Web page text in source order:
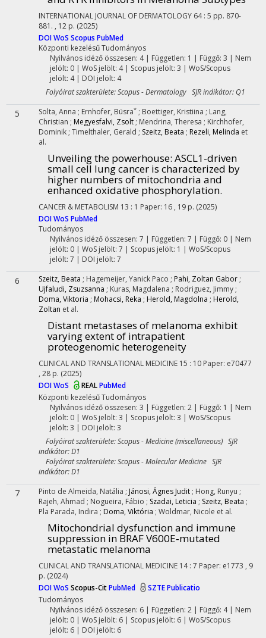
INTERNATIONAL JOURNAL OF DERMATOLOGY 64: 5 pp. 870-
881. , 12 p. (2025)
DOIWoS Scopus PubMed
Központi kezelésűTudományos
Nyilvános idéző összesen: 4| Független: 1 | Függő: 3 | Nem
jelölt: 0 | WoS jelölt: 4 | Scopus jelölt: 3 | WoS/Scopus
jelölt: 4 | DOI jelölt: 4
Folyóirat szakterülete: Scopus - Dermatology SJR indikátor: Q1
5 Solta, Anna ; Ernhofer, Büsra* ; Boettiger, Kristiina ; Lang,
Christian ; Megyesfalvi, Zsolt ; Mendrina, Theresa ; Kirchhofer,
Dominik ; Timelthaler, Gerald ; Szeitz, Beata ; Rezeli, Melinda et
al.
Unveiling the powerhouse: ASCL1-driven
small cell lung cancer is characterized by
higher numbers of mitochondria and
enhanced oxidative phosphorylation.
CANCER & METABOLISM 13 : 1 Paper: 16 , 19 p. (2025)
DOIWoS PubMed
Tudományos
Nyilvános idéző összesen: 7 | Független: 7 | Függő: 0 | Nem
jelölt: 0 | WoS jelölt: 7 | Scopus jelölt: 1 | WoS/Scopus
jelölt: 7 | DOI jelölt: 7
6 Szeitz, Beata ; Hagemeijer, Yanick Paco ; Pahi, Zoltan Gabor ;
Ujfaludi, Zsuzsanna ; Kuras, Magdalena ; Rodriguez, Jimmy ;
Doma, Viktoria ; Mohacsi, Reka ; Herold, Magdolna ; Herold,
Zoltan et al.
Distant metastases of melanoma exhibit
varying extent of intrapatient
proteogenomic heterogeneity
CLINICAL AND TRANSLATIONAL MEDICINE 15 : 10 Paper: e70477
, 28 p. (2025)
DOIWoS REALPubMed
Központi kezelésűTudományos
Nyilvános idéző összesen: 3 | Független: 2 | Függő: 1 | Nem
jelölt: 0 | WoS jelölt: 3 | Scopus jelölt: 3 | WoS/Scopus
jelölt: 3 | DOI jelölt: 3
Folyóirat szakterülete: Scopus - Medicine (miscellaneous) SJR
indikátor: D1
Folyóirat szakterülete: Scopus - Molecular Medicine SJR
indikátor: D1
7 Pinto de Almeida, Natália ; Jánosi, Ágnes Judit ; Hong, Runyu ;
Rajeh, Ahmad ; Nogueira, Fábio ; Szadai, Leticia ; Szeitz, Beata ;
Pla Parada, Indira ; Doma, Viktória ; Woldmar, Nicole et al.
Mitochondrial dysfunction and immune
suppression in BRAF V600E‐mutated
metastatic melanoma
CLINICAL AND TRANSLATIONAL MEDICINE 14: 7 Paper: e1773 , 9
p. (2024)
DOIWoS Scopus-CitPubMed
SZTE Publicatio
Tudományos
Nyilvános idéző összesen: 6| Független: 2 | Függő: 4 | Nem
jelölt: 0 | WoS jelölt: 6 | Scopus jelölt: 6 | WoS/Scopus
jelölt: 6 | DOI jelölt: 6